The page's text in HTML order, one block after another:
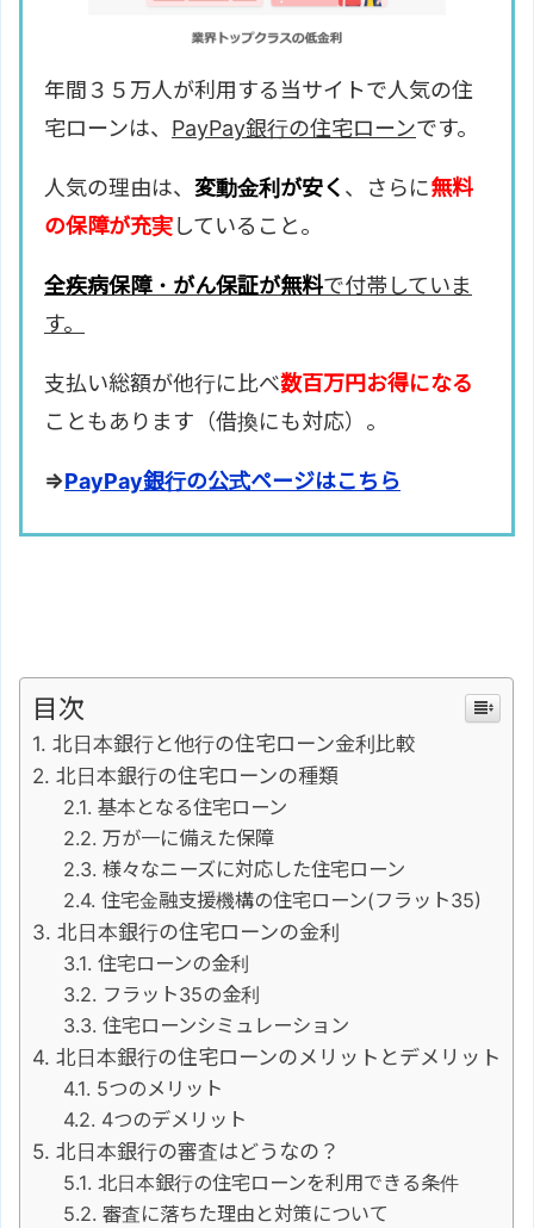
年間３５万人が利用する当サイトで人気の住
宅ローンは、 PayPay銀行の住宅ローンです。
人気の理由は、 変動金利が安く 、さらに無料
の保障が充実していること。
全疾病保障・がん保証が無料で付帯していま
す。
支払い総額が他行に比べ数百万円お得になる
こともあります（借換にも対応）。
⇒PayPay銀行の公式ページはこちら
目次
北日本銀行と他行の住宅ローン金利比較
北日本銀行の住宅ローンの種類
基本となる住宅ローン
万が一に備えた保障
様々なニーズに対応した住宅ローン
住宅金融支援機構の住宅ローン(フラット35)
北日本銀行の住宅ローンの金利
住宅ローンの金利
フラット35の金利
住宅ローンシミュレーション
北日本銀行の住宅ローンのメリットとデメリット
5つのメリット
4つのデメリット
北日本銀行の審査はどうなの？
北日本銀行の住宅ローンを利用できる条件
審査に落ちた理由と対策について